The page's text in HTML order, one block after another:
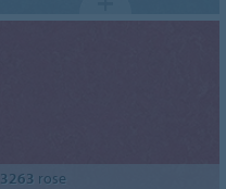
3263 rose